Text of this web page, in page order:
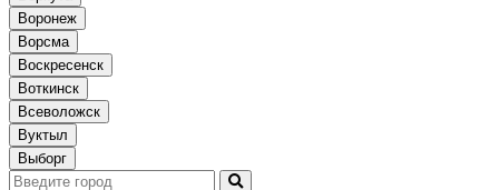
Воронеж
Ворсма
Воскресенск
Воткинск
Всеволожск
Вуктыл
Выборг